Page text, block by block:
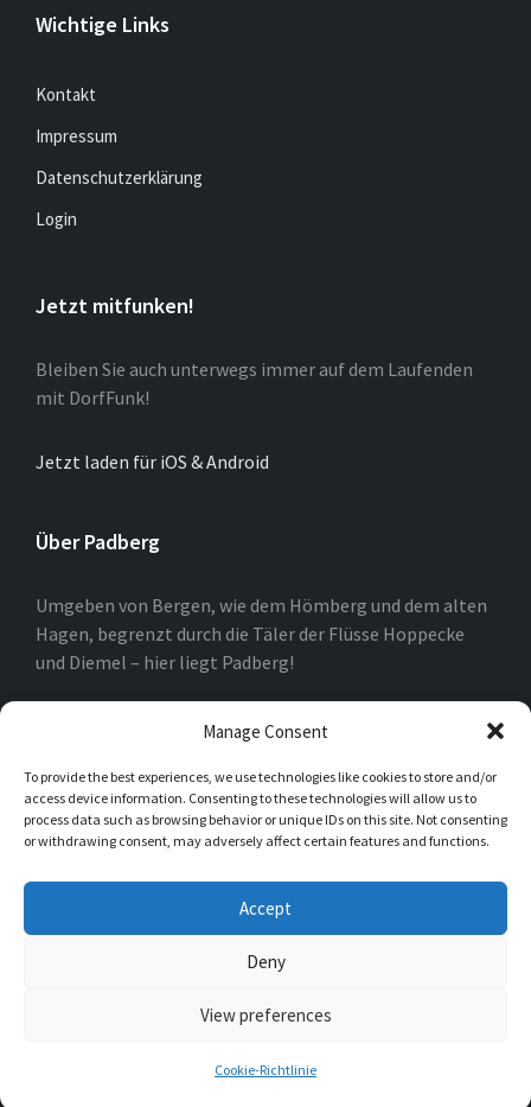
Manage Consent
To provide the best experiences, we use technologies like cookies to store and/or
access device information. Consenting to these technologies will allow us to
process data such as browsing behavior or unique IDs on this site. Not consenting
or withdrawing consent, may adversely affect certain features and functions.
Accept
Deny
View preferences
Cookie-Richtlinie
Wichtige Links
Kontakt
Impressum
Datenschutzerklärung
Login
Jetzt mitfunken!
Bleiben Sie auch unterwegs immer auf dem Laufenden
mit DorfFunk!
Jetzt laden für iOS & Android
Über Padberg
Umgeben von Bergen, wie dem Hömberg und dem alten
Hagen, begrenzt durch die Täler der Flüsse Hoppecke
und Diemel – hier liegt Padberg!
Am Rande des Marsberger Stadtgebietes und nahe der
dieser kleine, aber feine Ort mit seiner Geschichte,
einem modernen Dorfplatz und Naturpur beeindrucken
und verzaubern.
Instagram